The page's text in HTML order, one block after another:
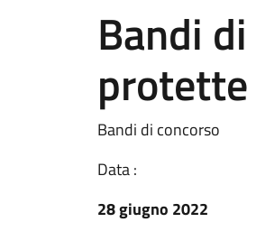
Bandi
protette
Bandi di concorso
Data :
28 giugno 2022